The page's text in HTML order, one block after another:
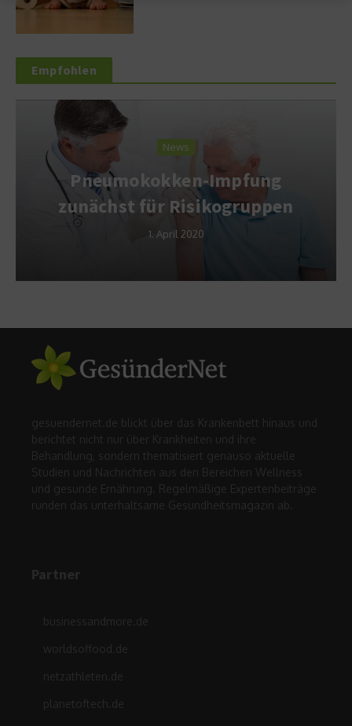
Empfohlen
News
Pneumokokken-Impfung
zunächst für Risikogruppen
1. April 2020
gesuendernet.de blickt über das Krankenbett hinaus und
berichtet nicht nur über Krankheiten und ihre
Behandlung, sondern thematisiert genauso aktuelle
Studien und Nachrichten aus den Bereichen Wellness
und gesunde Ernährung. Regelmäßige Expertenbeiträge
runden das unterhaltsame Gesundheitsmagazin ab.
Partner
businessandmore.de
worldsoffood.de
netzathleten.de
planetoftech.de